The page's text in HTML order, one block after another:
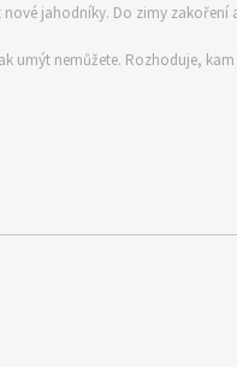
nové jahodníky. Do zimy
umýt nemůžete. Rozhoduje,